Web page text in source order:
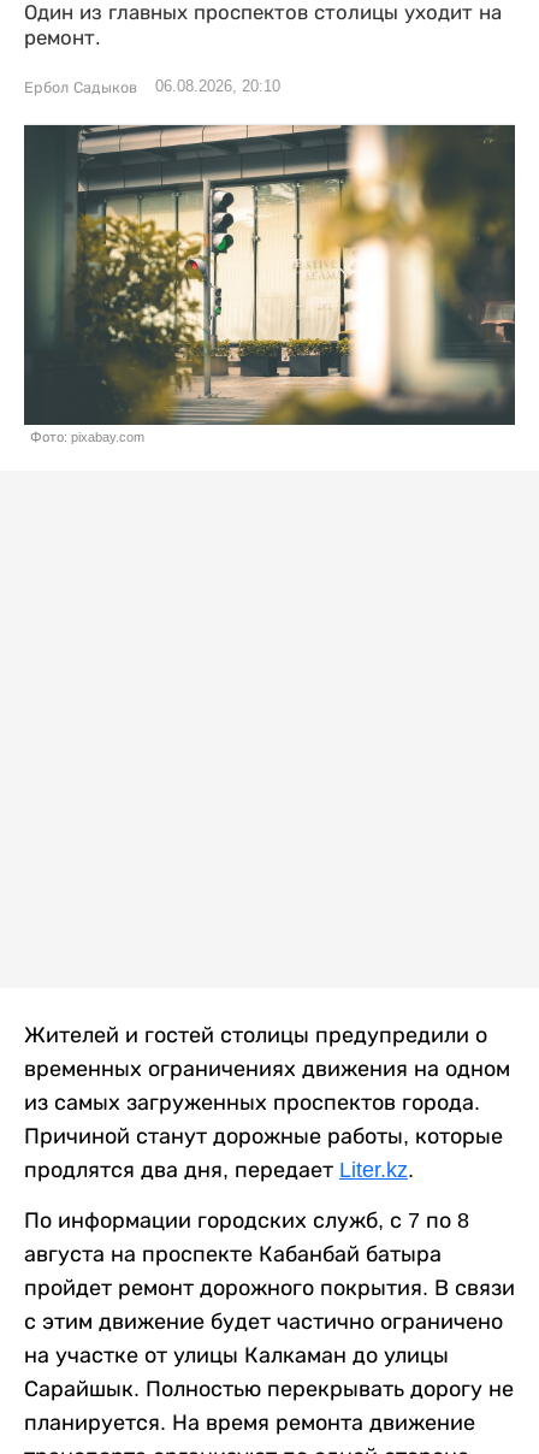
Один из главных проспектов столицы уходит на
ремонт.
Ербол Садыков 06.08.2026, 20:10
Фото: pixabay.com
Жителей и гостей столицы предупредили о
временных ограничениях движения на одном
из самых загруженных проспектов города.
Причиной станут дорожные работы, которые
продлятся два дня, передает Liter.kz.
По информации городских служб, с 7 по 8
августа на проспекте Кабанбай батыра
пройдет ремонт дорожного покрытия. В связи
с этим движение будет частично ограничено
на участке от улицы Калкаман до улицы
Сарайшык. Полностью перекрывать дорогу не
планируется. На время ремонта движение